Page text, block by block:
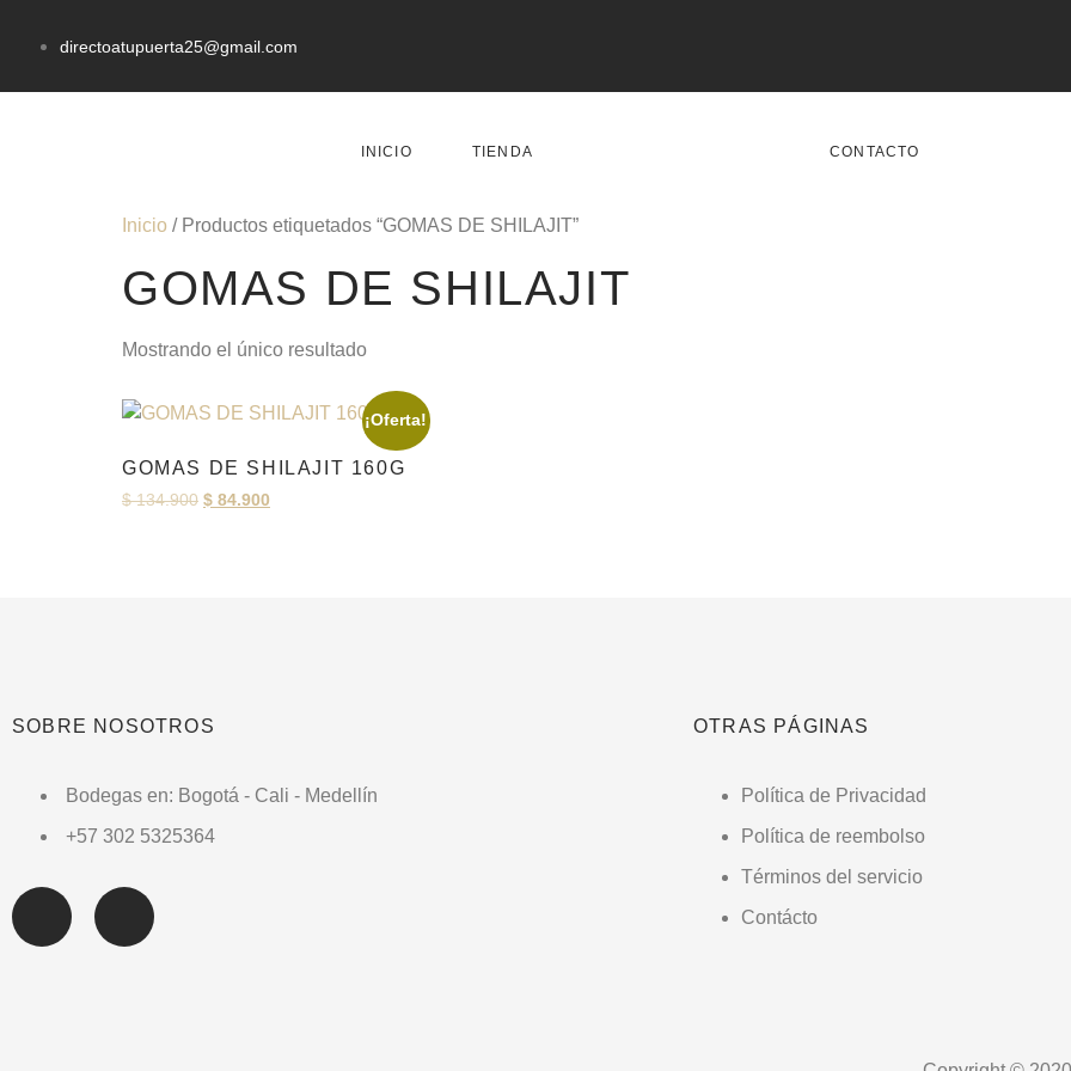
directoatupuerta25@gmail.com
INICIO TIENDA CONTACTO
Inicio / Productos etiquetados “GOMAS DE SHILAJIT”
GOMAS DE SHILAJIT
Mostrando el único resultado
¡Oferta!
GOMAS DE SHILAJIT 160G
$134.900 $ 84.900
SOBRE NOSOTROS
Bodegas en: Bogotá - Cali - Medellín
+57 302 5325364
OTRAS PÁGINAS
Política de Privacidad
Política de reembolso
Términos del servicio
Contácto